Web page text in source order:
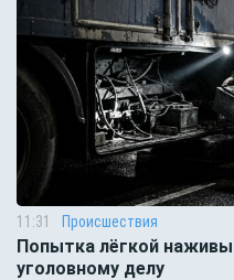
11:31 Происшествия
Попытка лёгкой
уголовному делу